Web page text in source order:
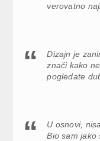
verovatno
Dizajn je
znači kako
pogledate
U osnovi,
Bio sam jako